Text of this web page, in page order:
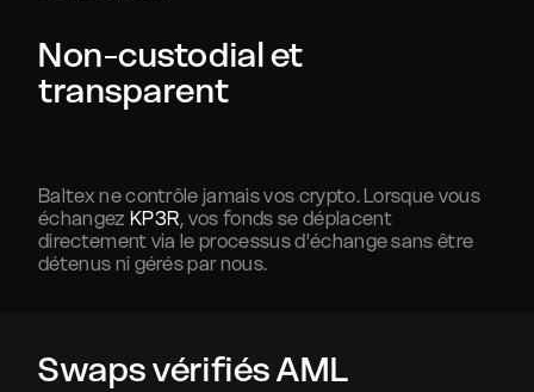
Non-custodial et
transparent
Baltex ne contrôle jamais vos crypto. Lorsque vous
échangez KP3R, vos fonds se déplacent
directement via le processus d'échange sans être
détenus ni gérés par nous.
Swaps vérifiés AML